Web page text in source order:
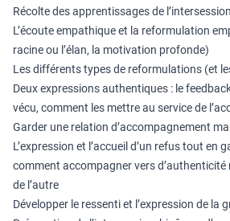
Récolte des apprentissages de l’intersession
L’écoute empathique et la reformulation
racine ou l’élan, la motivation profonde)
Les différents types de reformulations (et
Deux expressions authentiques : le
vécu, comment les mettre au service de
Garder une relation d’accompagnement
L’expression et l’accueil d’un refus tout en
comment accompagner vers d’authenticité
de l’autre
Développer le ressenti et l’expression de la